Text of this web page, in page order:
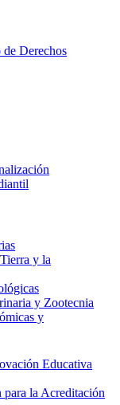
Derechos
y la
y Zootecnia
y
Educativa
para la Acreditación